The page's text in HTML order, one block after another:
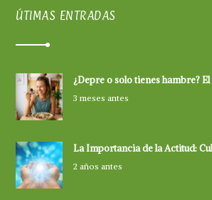
ÚTIMAS ENTRADAS
¿Depre o solo tienes hambre?
3 meses antes
La Importancia de la Actitud:
2 años antes